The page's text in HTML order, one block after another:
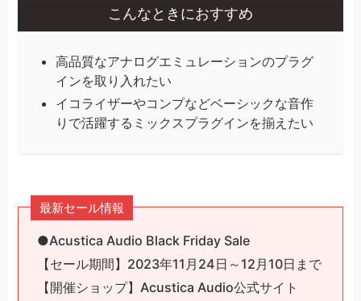
こんなときにおすすめ
高品質なアナログエミュレーションのプラグ
インを取り入れたい
イコライザーやコンプなどベーシックな音作
りで活躍するミックスプラグインを揃えたい
最新セール情報
●Acustica Audio Black Friday Sale
【セール期間】2023年11月24日～12月10日まで
【開催ショップ】Acustica Audio公式サイト